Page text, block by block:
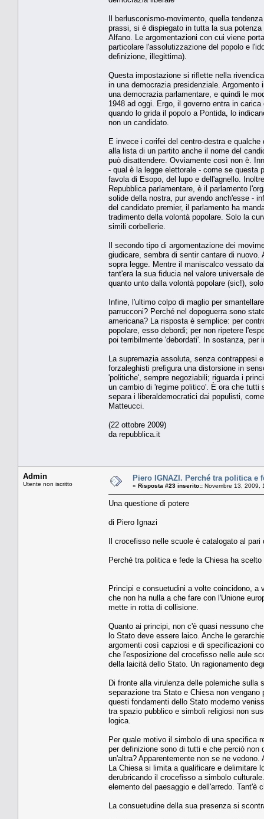
Il berlusconismo-movimento, quella
prassi, si è dispiegato in tutta la sua
Alfano. Le argomentazioni con cui viene
particolare l'assolutizzazione del popolo e
definizione, illegittima).
Questa impostazione si riflette nella
in una democrazia presidenziale.
una democrazia parlamentare, e quindi le
1948 ad oggi. Ergo, il governo entra in
quando lo grida il popolo a Pontida, lo
non un candidato.
E invece i corifei del centro-destra e
alla lista di un partito anche il nome del
può disattendere. Ovviamente così non è.
- qual è la legge elettorale - come se questa
favola di Esopo, del lupo e dell'agnello.
Repubblica parlamentare, è il parlamento
solide della nostra, pur avendo anch'esse -
del candidato premier, il parlamento ha
tradimento della volontà popolare. Solo la
simili corbellerie.
Il secondo tipo di argomentazione dei
giudicare, sembra di sentir cantare di
sopra legge. Mentre il maniscalco vessato
tant'era la sua fiducia nel valore universale
quanto unto dalla volontà popolare (sic!),
Infine, l'ultimo colpo di maglio per
parrucconi? Perché nel dopoguerra sono
americana? La risposta è semplice: per
popolare, esso debordi; per non ripetere
poi terribilmente 'debordati'. In sostanza, per
La supremazia assoluta, senza contrappesi
forzaleghisti prefigura una distorsione in
'politiche', sempre negoziabili; riguarda i
un cambio di 'regime politico'. È ora che tutti
separa i liberaldemocratici dai populisti,
Matteucci.
(22 ottobre 2009)
da repubblica.it
Admin
Utente non iscritto
Piero IGNAZI. Perché tra politica e
« Risposta #23 inserito:: Novembre 13, 2009,
Una questione di potere
di Piero Ignazi
Il crocefisso nelle scuole è catalogato al
Perché tra politica e fede la Chiesa ha
Principi e consuetudini a volte coincidono, a
che non ha nulla a che fare con l'Unione
mette in rotta di collisione.
Quanto ai principi, non c'è quasi nessuno
lo Stato deve essere laico. Anche le
argomenti così capziosi e di specificazioni
che l'esposizione del crocefisso nelle aule
della laicità dello Stato. Un ragionamento
Di fronte alla virulenza delle polemiche
separazione tra Stato e Chiesa non
questi fondamenti dello Stato moderno
tra spazio pubblico e simboli religiosi non
logica.
Per quale motivo il simbolo di una specifica
per definizione sono di tutti e che perciò non
un'altra? Apparentemente non se ne
La Chiesa si limita a qualificare e delimitare
derubricando il crocefisso a simbolo
elemento del paesaggio e dell'arredo.
La consuetudine della sua presenza si